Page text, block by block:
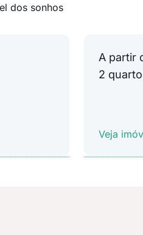
dos sonhos
A partir
2
Veja